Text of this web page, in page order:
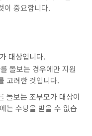
이 중요합니다.
대상입니다.
돌보는 경우에만 지원
고려한 것입니다.
돌보는 조부모가 대상이
는 수당을 받을 수 없습